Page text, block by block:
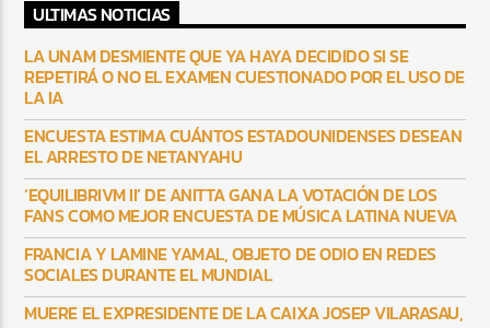
ULTIMAS NOTICIAS
LA UNAM DESMIENTE QUE YA HAYA DECIDIDO SI SE
REPETIRÁ O NO EL EXAMEN CUESTIONADO POR EL USO DE
LA IA
ENCUESTA ESTIMA CUÁNTOS ESTADOUNIDENSES DESEAN
EL ARRESTO DE NETANYAHU
‘EQUILIBRIVM II’ DE ANITTA GANA LA VOTACIÓN DE LOS
FANS COMO MEJOR ENCUESTA DE MÚSICA LATINA NUEVA
FRANCIA Y LAMINE YAMAL, OBJETO DE ODIO EN REDES
SOCIALES DURANTE EL MUNDIAL
MUERE EL EXPRESIDENTE DE LA CAIXA JOSEP VILARASAU,